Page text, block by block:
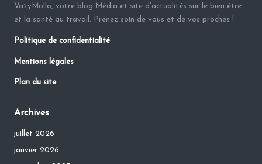
VazyMollo, votre blog Média et site d’actualités sur le bien être
et la santé au travail. Prenez soin de vous et de vos proches !
Politique de confidentialité
Mentions légales
Plan du site
Archives
juillet 2026
janvier 2026